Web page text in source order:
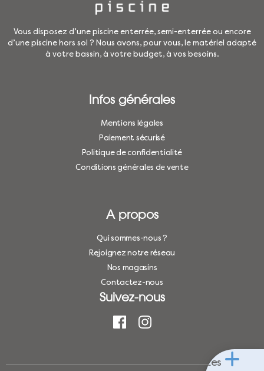
Les
Vous disposez d’une piscine enterrée, semi-enterrée ou encore
d’une piscine hors sol ? Nous avons, pour vous, le matériel adapté
à votre bassin, à votre budget, à vos besoins.
Infos générales
Mentions légales
Paiement sécurisé
Politique de confidentialité
Conditions générales de vente
A propos
Qui sommes-nous ?
Rejoignez notre réseau
Nos magasins
Contactez-nous
Suivez-nous